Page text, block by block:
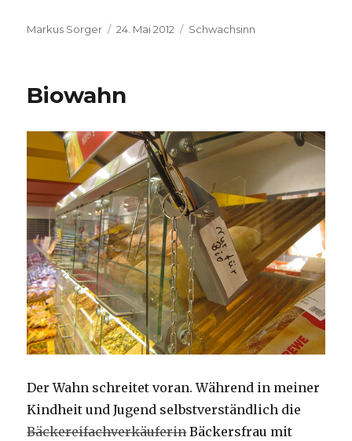
Autor
Markus Sorger
Veröffentlicht
24. Mai 2012 Kategorien
Schwachsinn
Biowahn
Der Wahn schreitet voran. Während in meiner
Kindheit und Jugend selbstverständlich die
BäckereifachverkäuferinBäckersfrau mit